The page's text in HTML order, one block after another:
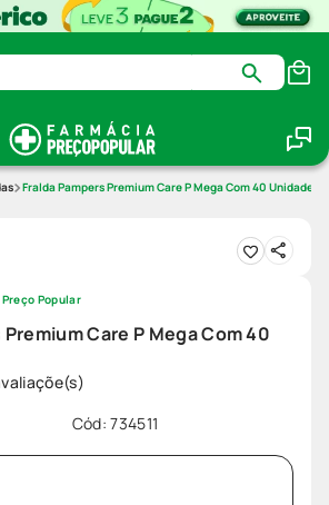
Fralda Pampers Premium Care P Mega Com 40 Unidades
Care P Mega Com 40
Cód:734511
Preço Popular